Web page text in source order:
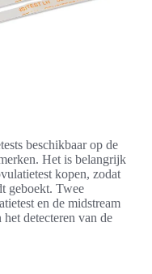
beschikbaar op de
Het is belangrijk
kopen, zodat
geboekt. Twee
en de midstream
detecteren van de